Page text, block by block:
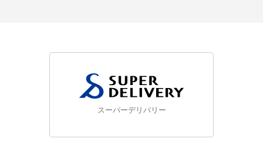
スーパーデリバリー